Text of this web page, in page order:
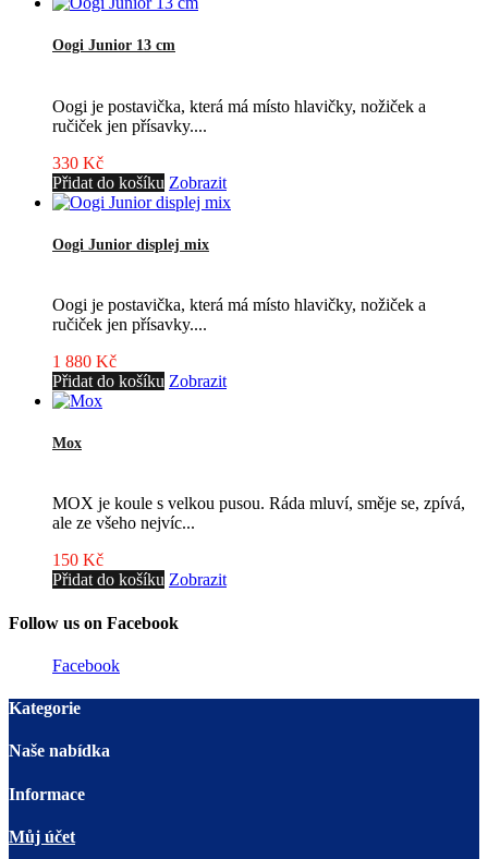
Oogi Junior 13 cm
Oogi je postavička, která má místo hlavičky, nožiček a
ručiček jen přísavky....
330 Kč
Přidat do košíku Zobrazit
Oogi Junior displej mix
Oogi je postavička, která má místo hlavičky, nožiček a
ručiček jen přísavky....
1 880 Kč
Přidat do košíku Zobrazit
Mox
MOX je koule s velkou pusou. Ráda mluví, směje se, zpívá,
ale ze všeho nejvíc...
150 Kč
Přidat do košíku Zobrazit
Follow us on Facebook
Facebook
Kategorie
Naše nabídka
Informace
Můj účet